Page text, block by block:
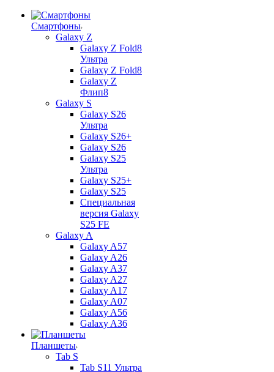
Смартфоны
Galaxy Z
Galaxy Z Fold8
Ультра
Galaxy Z Fold8
Galaxy Z
Флип8
Galaxy S
Galaxy S26
Ультра
Galaxy S26+
Galaxy S26
Galaxy S25
Ультра
Galaxy S25+
Galaxy S25
Специальная
версия Galaxy
S25 FE
Galaxy A
Galaxy A57
Galaxy A26
Galaxy A37
Galaxy A27
Galaxy A17
Galaxy A07
Galaxy A56
Galaxy A36
Планшеты
Tab S
Tab S11 Ультра